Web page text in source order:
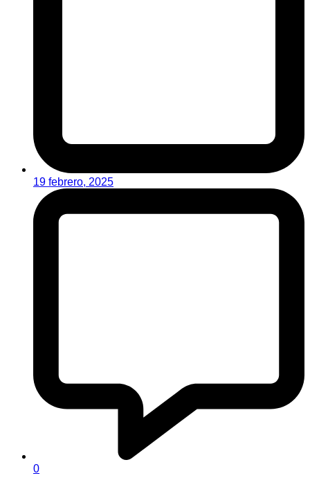
19 febrero, 2025
0